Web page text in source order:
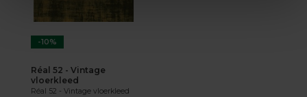
-10%
Réal 52 - Vintage
vloerkleed
Réal 52 - Vintage vloerkleed